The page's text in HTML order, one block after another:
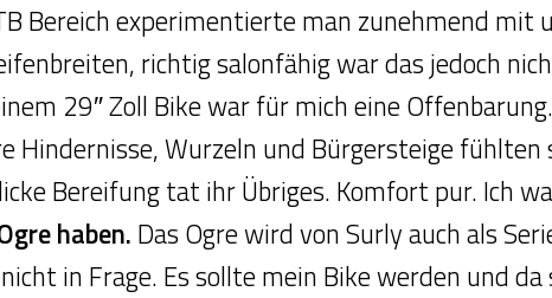
Bereich experimentierte man zunehmend mit
richtig salonfähig war das jedoch
29″ Zoll Bike war für mich eine
Hindernisse, Wurzeln und Bürgersteige fühlten
Bereifung tat ihr Übriges. Komfort pur. Ich
haben. Das Ogre wird von Surly auch als
in Frage. Es sollte mein Bike werden und